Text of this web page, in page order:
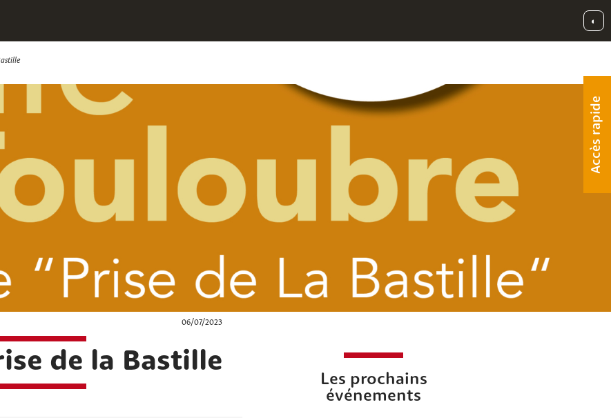
◐
Accès rapide
06/07/2023
de la Bastille
Les prochains
événements